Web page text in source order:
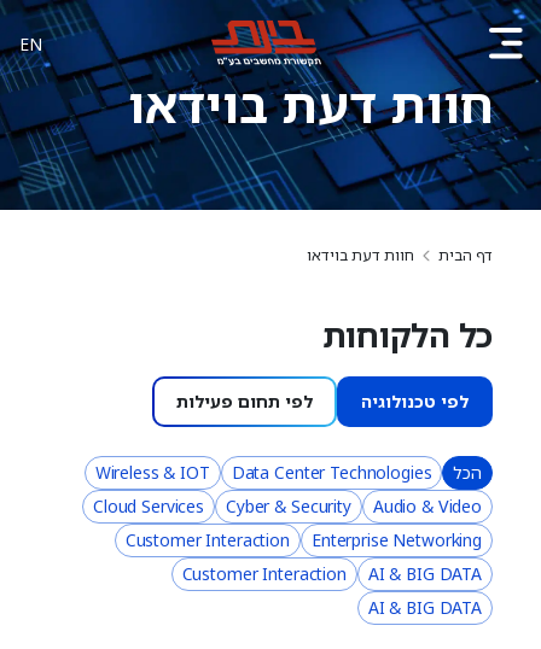
EN
חוות דעת בוידאו
דף הבית חוות דעת בוידאו
כל הלקוחות
לפי טכנולוגיה לפי תחום פעילות
הכל Data Center Technologies
Wireless & IOT
Audio & Video
Cyber & Security
Cloud Services
Enterprise Networking
Customer Interaction
AI & BIG DATA
Customer Interaction
AI & BIG DATA